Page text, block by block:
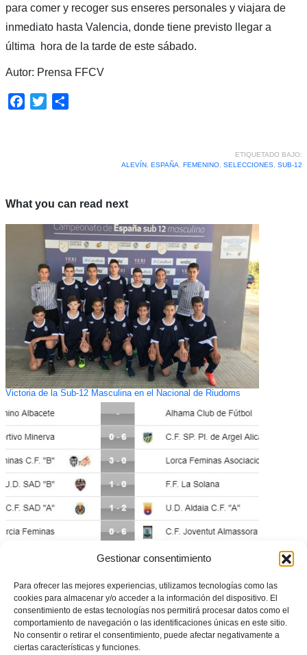
Gestionar consentimiento
Para ofrecer las mejores experiencias, utilizamos tecnologías como las
cookies para almacenar y/o acceder a la información del dispositivo. El
consentimiento de estas tecnologías nos permitirá procesar datos como el
comportamiento de navegación o las identificaciones únicas en este sitio.
No consentir o retirar el consentimiento, puede afectar negativamente a
ciertas características y funciones.
para comer y recoger sus enseres personales y viajara de
inmediato hasta Valencia, donde tiene previsto llegar a
última hora de la tarde de este sábado.
Autor: Prensa FFCV
Facebook
Twitter
ETIQUETADO BAJO:
ALEVÍN, ESPAÑA FEMENINO, SELECCIONES, SUB-12
What you can read next
Victoria de la Sub-12 Masculina en el Nacional de Riudoms